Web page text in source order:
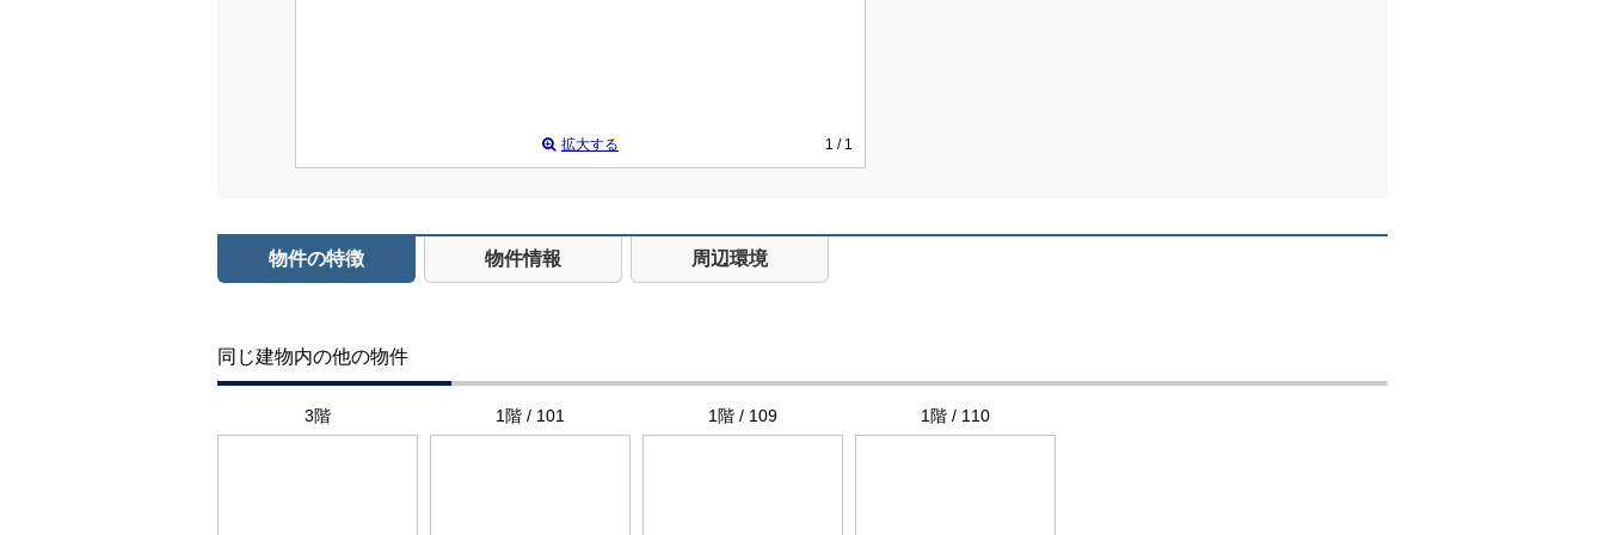
拡大する 1 / 1
物件の特徴 物件情報 周辺環境
同じ建物内の他の物件
3階 1階 / 101 1階 / 109 1階 / 110